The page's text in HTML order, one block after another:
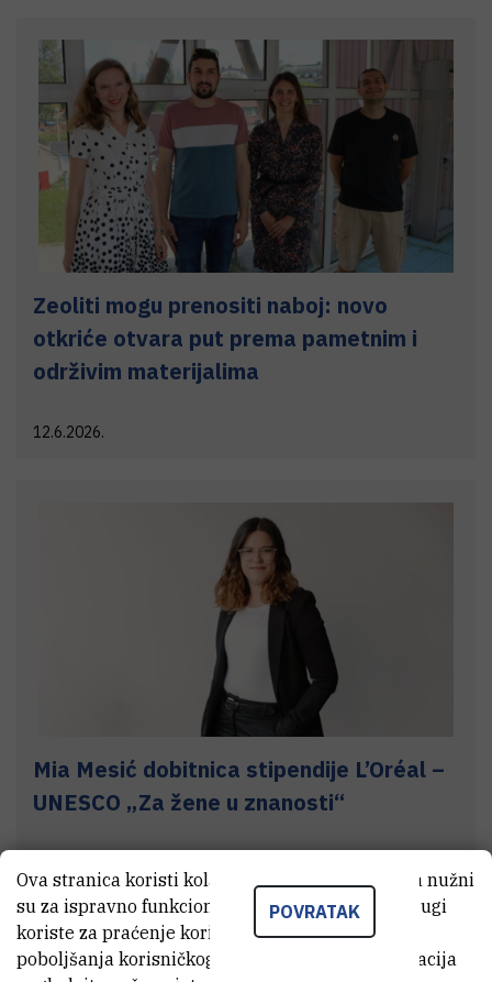
Zeoliti mogu prenositi naboj: novo
otkriće otvara put prema pametnim i
održivim materijalima
12.6.2026.
Mia Mesić dobitnica stipendije L’Oréal –
UNESCO „Za žene u znanosti“
POVRATAK
Ova stranica koristi kolačiće. Neki od tih kolačića nužni
su za ispravno funkcioniranje stranice, dok se drugi
koriste za praćenje korištenja stranice radi
poboljšanja korisničkog iskustva. Za više informacija